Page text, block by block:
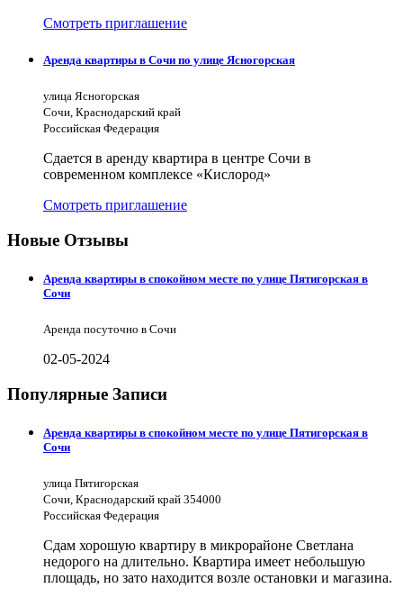
Смотреть приглашение
Аренда квартиры в Сочи по улице Ясногорская
улица Ясногорская
Сочи, Краснодарский край
Российская Федерация
Сдается в аренду квартира в центре Сочи в
современном комплексе «Кислород»
Смотреть приглашение
Новые Отзывы
Аренда квартиры в спокойном месте по улице Пятигорская в
Сочи
Аренда посуточно в Сочи
02-05-2024
Популярные Записи
Аренда квартиры в спокойном месте по улице Пятигорская в
Сочи
улица Пятигорская
Сочи, Краснодарский край 354000
Российская Федерация
Сдам хорошую квартиру в микрорайоне Светлана
недорого на длительно. Квартира имеет небольшую
площадь, но зато находится возле остановки и магазина.